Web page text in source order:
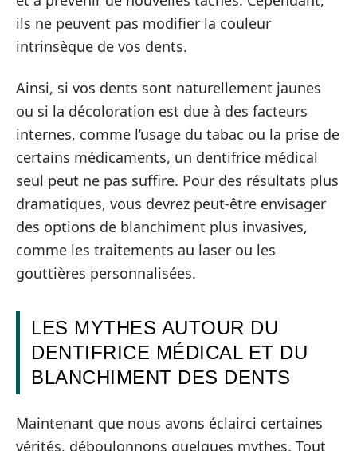
ils ne peuvent pas modifier la couleur
intrinsèque de vos dents.
Ainsi, si vos dents sont naturellement jaunes
ou si la décoloration est due à des facteurs
internes, comme l’usage du tabac ou la prise de
certains médicaments, un dentifrice médical
seul peut ne pas suffire. Pour des résultats plus
dramatiques, vous devrez peut-être envisager
des options de blanchiment plus invasives,
comme les traitements au laser ou les
gouttières personnalisées.
LES MYTHES AUTOUR DU
DENTIFRICE MÉDICAL ET DU
BLANCHIMENT DES DENTS
Maintenant que nous avons éclairci certaines
vérités, déboulonnons quelques mythes. Tout